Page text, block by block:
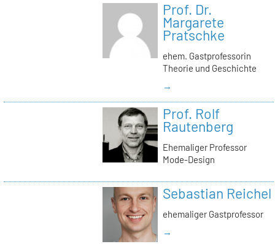
Prof. Dr.
Margarete
Pratschke
ehem. Gastprofessorin
Theorie und Geschichte
→
Prof. Rolf
Rautenberg
Ehemaliger Professor
Mode-Design
Sebastian Reichel
ehemaliger Gastprofessor
→